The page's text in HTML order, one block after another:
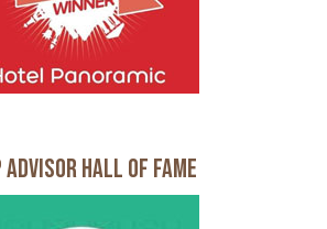
Hall of Fame